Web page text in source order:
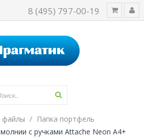
8 (495) 797-00-19
файлы
Папка портфель
с ручками Attache Neon А4+